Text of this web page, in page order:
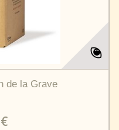
de la Grave